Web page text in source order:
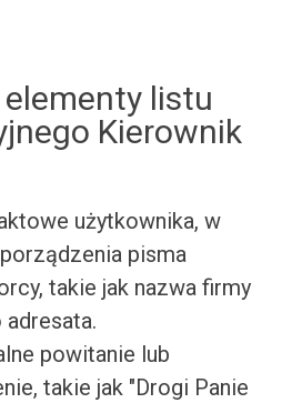
listu
Kierownik
użytkownika, w
pisma
takie jak nazwa firmy
powitanie lub
takie jak "Drogi Panie